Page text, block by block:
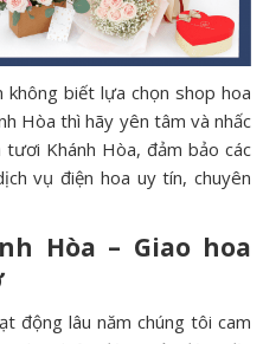
không biết lựa chọn shop hoa
Hòa thì hãy yên tâm và nhấc
Khánh Hòa, đảm bảo các
vụ điện hoa uy tín, chuyên
Hòa – Giao hoa
động lâu năm chúng tôi cam